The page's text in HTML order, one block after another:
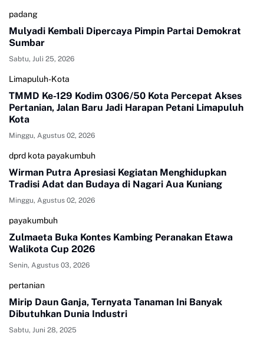
padang
Mulyadi Kembali Dipercaya Pimpin Partai Demokrat
Sumbar
Sabtu, Juli 25, 2026
Limapuluh-Kota
TMMD Ke-129 Kodim 0306/50 Kota Percepat Akses
Pertanian, Jalan Baru Jadi Harapan Petani Limapuluh
Kota
Minggu, Agustus 02, 2026
dprd kota payakumbuh
Wirman Putra Apresiasi Kegiatan Menghidupkan
Tradisi Adat dan Budaya di Nagari Aua Kuniang
Minggu, Agustus 02, 2026
payakumbuh
Zulmaeta Buka Kontes Kambing Peranakan Etawa
Walikota Cup 2026
Senin, Agustus 03, 2026
pertanian
Mirip Daun Ganja, Ternyata Tanaman Ini Banyak
Dibutuhkan Dunia Industri
Sabtu, Juni 28, 2025